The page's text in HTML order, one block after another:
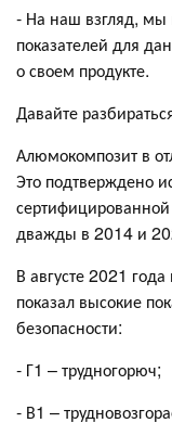
- На наш взгляд, мы
показателей для
о своем продукте.
Давайте
Алюмокомпозит в
Это подтверждено
дважды в 2014 и
В августе 2021 года
показал высокие
безопасности:
- Г1 – трудногорюч;
- В1 –